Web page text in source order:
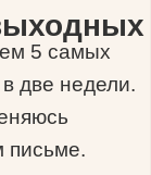
5 самых
две недели.
письме.